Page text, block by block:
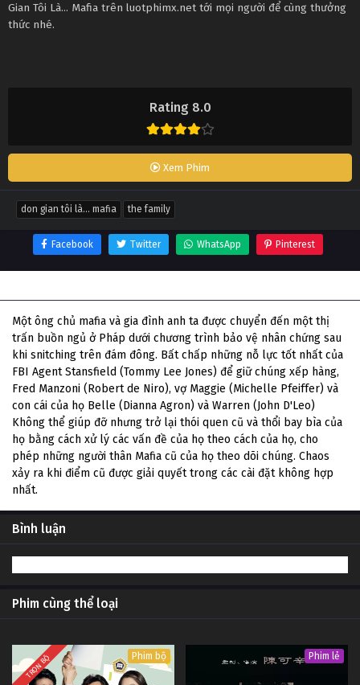
Rating 8.0
Xem Phim
Gian Tôi Là... Mafia trên luotphimx.net tới mọi người để cùng thưởng
thức nhé.
don gian tôi là... mafia the family
Facebook Twitter WhatsApp Pinterest
Một ông chủ mafia và gia đình anh ta được chuyển đến một thị
trấn buồn ngủ ở Pháp dưới chương trình bảo vệ nhân chứng sau
khi snitching trên đám đông. Bất chấp những nỗ lực tốt nhất của
FBI Agent Stansfield (Tommy Lee Jones) để giữ chúng xếp hàng,
Fred Manzoni (Robert de Niro), vợ Maggie (Michelle Pfeiffer) và
con cái của họ Belle (Dianna Agron) và Warren (John D'Leo)
Không thể giúp đỡ nhưng trở lại thói quen cũ và thổi bay bìa của
họ bằng cách xử lý các vấn đề của họ theo cách của họ, cho
phép những người thân Mafia cũ của họ theo dõi chúng. Chaos
xảy ra khi điểm cũ được giải quyết trong các cài đặt không hợp
nhất.
Bình luận
Phim cùng thể loại
TRỌN BỘ Phim bộ Phim lẻ